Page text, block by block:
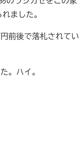
ました。
前後で落札されてい
。ハイ。